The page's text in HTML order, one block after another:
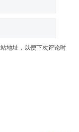
地址，以便下次评论时